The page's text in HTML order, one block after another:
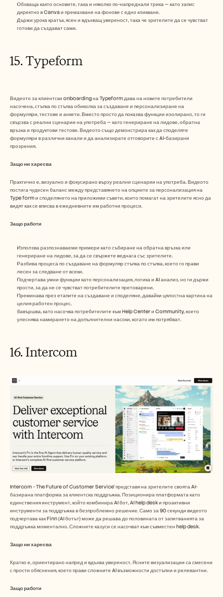
Обхваща както основите, така и няколко по-напреднали трика — като запис
директно в Canva и премахване на фонове с едно кликване.
Държи урока кратък, ясен и вдъхващ увереност, така че зрителите да се чувстват
готови да създават сами.
15. Typeform
Видеото за клиентски onboarding на Typeform дава на новите потребители
насочена, стъпка по стъпка обиколка за създаване и персонализиране на
формуляри, тестове и анкети. Вместо просто да показва функции изолирано, то ги
свързва с реални сценарии на употреба — като генериране на лидове, обратна
връзка и продуктови тестове. Видеото също демонстрира как да споделяте
формуляри в различни канали и да анализирате отговорите с AI-базирани
прозрения.
Защо ни харесва
Практично е, визуално и фокусирано върху реални сценарии на употреба. Видеото
постига чудесен баланс между представянето на опциите за персонализация на
Type form и споделянето на приложими съвети, които помагат на зрителите ясно да
видят как се вписва в ежедневните им работни процеси.
Защо работи
Използва разпознаваеми примери като събиране на обратна връзка или
генериране на лидове, за да се свържете веднага със зрителите.
Разбива процеса по създаване на формуляр стъпка по стъпка, което го прави
лесен за следване от всеки.
Подчертава умни функции като персонализация, логика и AI анализ, но ги държи
прости, за да не се чувстват потребителите претоварени.
Преминава през етапите на създаване и споделяне, давайки цялостна картина на
целия работен процес.
Завършва, като насочва потребителите към Help Center и Community, което
улеснява намирането на допълнителни насоки, когато им потрябват.
16. Intercom
Intercom - The Future of Customer Service’ представя на зрителите своята AI-
базирана платформа за клиентска поддръжка. Позиционира платформата като
единствения инструмент, който комбинира AI бот, AI help desk и проактивни
инструменти за поддръжка в безпроблемно решение. Само за 90 секунди видеото
подчертава как Finn (AI ботът) може да решава до половината от запитванията за
поддръжка моментално. Сложните казуси се насочват към съвместен help desk.
Защо ни харесва
Кратко е, ориентирано напред и вдъхва увереност. Ясните визуализации са смесени
с прости обяснения, което прави сложните AI възможности достъпни и релевантни.
Защо работи